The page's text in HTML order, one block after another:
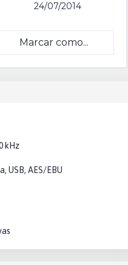
24/07/2014
Marcar como...
kHz
USB, AES/EBU